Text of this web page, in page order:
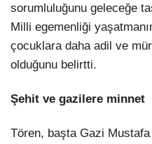
sorumluluğunu geleceğe
Milli egemenliği
çocuklara daha adil ve
olduğunu belirtti.
Şehit ve gazilere minnet
Tören, başta Gazi